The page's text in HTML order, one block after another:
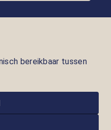
bereikbaar tussen